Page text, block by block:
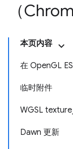
（
本页内容
在 OpenGL
临时附件
WGSL
Dawn 更新